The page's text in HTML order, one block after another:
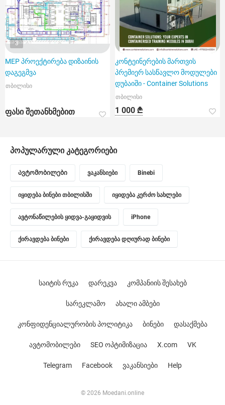
3
MEP პროექტირება დიზაინის
დაგეგმვა
თბილისი
ფასი შეთანხმებით
კონტეინერების მართვის
პრემიერ სასწავლო მოდულები
დუბაიში - Container Solutions
თბილისი
1 000 ₾
პოპულარული კატეგორიები
Ავტომობილები ვაკანსიები Binebi
იყიდება ბინები თბილისში იყიდება კერძო სახლები
ავტონაწილების ყიდვა-გაყიდვის iPhone
ქირავდება ბინები ქირავდება დღიურად ბინები
© 2026 Moedani.online
საიტის რუკა დარეკვა კომპანიის შესახებ
სარეკლამო ახალი ამბები
კონფიდენციალურობის პოლიტიკა ბინები დასაქმება
ავტომობილები SEO ოპტიმიზაცია X.com VK
Telegram Facebook ვაკანსიები Help